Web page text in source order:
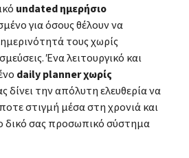
undated ημερήσιο
για όσους θέλουν να
τους χωρίς
Ένα λειτουργικό και
daily planner χωρίς
δίνει την απόλυτη ελευθερία να
στιγμή μέσα στη χρονιά και
δικό σας προσωπικό σύστημα